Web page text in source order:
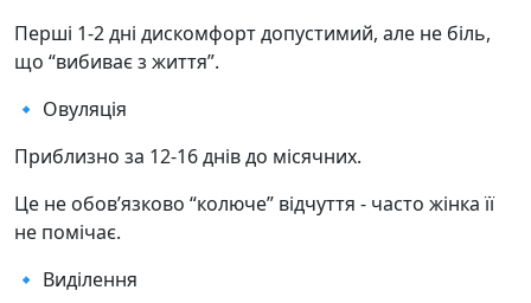
Перші 1-2 дні дискомфорт допустимий, але не біль,
що “вибиває з життя”.
🔹 Овуляція
Приблизно за 12-16 днів до місячних.
Це не обов’язково “колюче” відчуття - часто жінка її
не помічає.
🔹 Виділення